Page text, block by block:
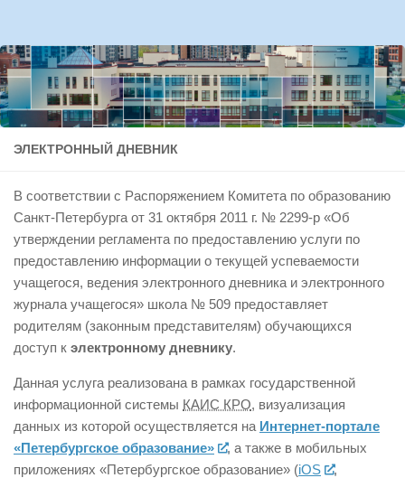
ЭЛЕКТРОННЫЙ ДНЕВНИК
В соответствии с Распоряжением Комитета по образованию
Санкт-Петербурга от 31 октября 2011 г. № 2299-р «Об
утверждении регламента по предоставлению услуги по
предоставлению информации о текущей успеваемости
учащегося, ведения электронного дневника и электронного
журнала учащегося» школа № 509 предоставляет
родителям (законным представителям) обучающихся
доступ к электронному дневнику.
Данная услуга реализована в рамках государственной
информационной системы КАИС КРО, визуализация
данных из которой осуществляется на Интернет-портале
«Петербургское образование»
, а также в мобильных
приложениях «Петербургское образование» (iOS
,